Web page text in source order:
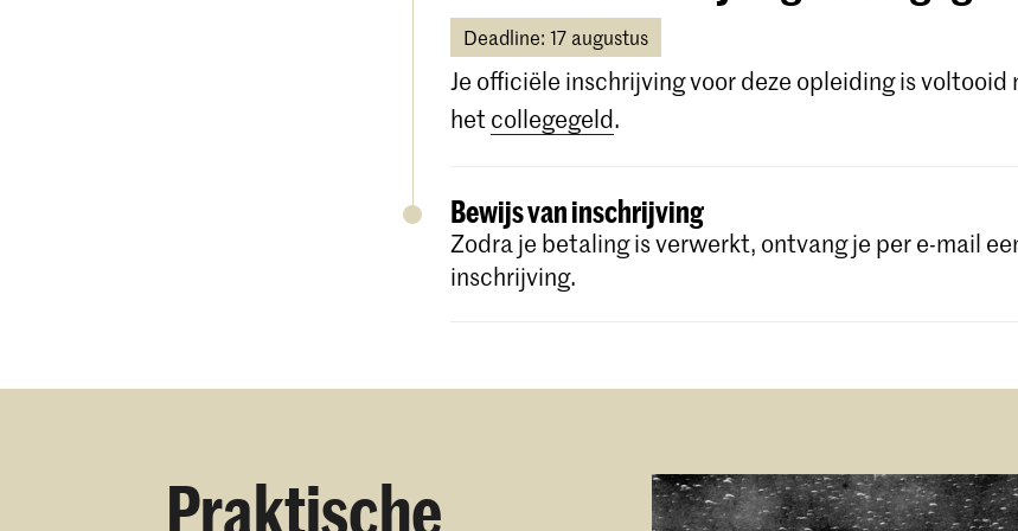
vertaling van je diploma meestuurt (in 1
Een recente profielfoto (om af te drukken op
studentenkaart).
Je uploadt deze documenten naar je Osiris
Deadline: 17 augustus
Je officiële inschrijving voor deze opleiding is voltooid
het collegegeld.
Bewijs van inschrijving
Zodra je betaling is verwerkt, ontvang je per e-mail
inschrijving.
Praktische